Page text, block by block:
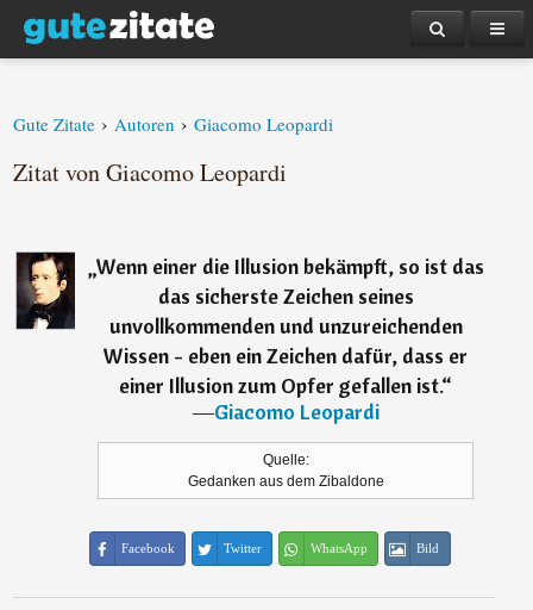
Gute Zitate › Autoren › Giacomo Leopardi
Zitat von Giacomo Leopardi
„Wenn einer die Illusion bekämpft, so ist das
das sicherste Zeichen seines
unvollkommenden und unzureichenden
Wissen - eben ein Zeichen dafür, dass er
einer Illusion zum Opfer gefallen ist.“
―Giacomo Leopardi
Quelle:
Gedanken aus dem Zibaldone
Facebook Twitter WhatsApp Bild